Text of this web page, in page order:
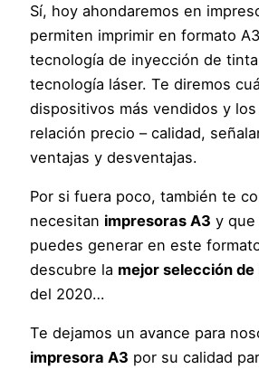
Sí, hoy ahondaremos en
permiten imprimir en formato
tecnología de inyección de
tecnología láser. Te diremos
dispositivos más vendidos y
relación precio – calidad,
ventajas y desventajas.
Por si fuera poco, también te
necesitan impresoras A3 y que
puedes generar en este
descubre la mejor selección
del 2020…
Te dejamos un avance para
impresora A3 por su calidad